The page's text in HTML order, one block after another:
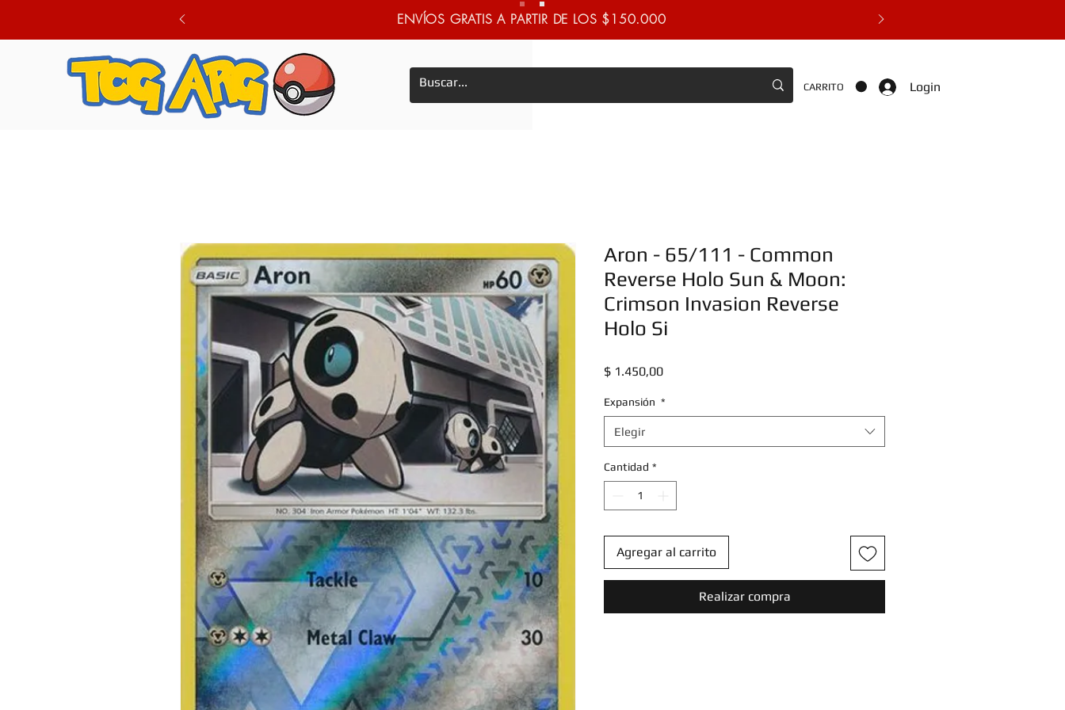
ENVÍOS GRATIS A PARTIR DE LOS $150.000
CARRITO Login
Aron - 65/111 - Common
Reverse Holo Sun & Moon:
Crimson Invasion Reverse
Holo Si
$ 1.450,00Precio
Expansión *
Elegir
Cantidad *
Agregar al carrito
Realizar compra